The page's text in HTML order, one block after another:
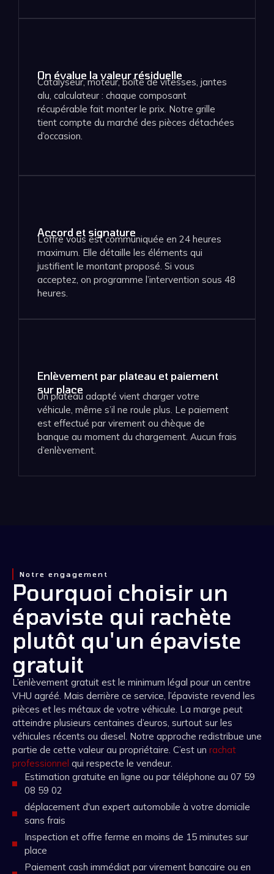
On évalue la valeur résiduelle
Catalyseur, moteur, boîte de vitesses, jantes
alu, calculateur : chaque composant
récupérable fait monter le prix. Notre grille
tient compte du marché des pièces détachées
d’occasion.
Accord et signature
L’offre vous est communiquée en 24 heures
maximum. Elle détaille les éléments qui
justifient le montant proposé. Si vous
acceptez, on programme l’intervention sous 48
heures.
Enlèvement par plateau et paiement
sur place
Un plateau adapté vient charger votre
véhicule, même s’il ne roule plus. Le paiement
est effectué par virement ou chèque de
banque au moment du chargement. Aucun frais
d’enlèvement.
Notre engagement
Pourquoi choisir un
épaviste qui rachète
plutôt qu'un épaviste
gratuit
L’enlèvement gratuit est le minimum légal pour un centre
VHU agréé. Mais derrière ce service, l’épaviste revend les
pièces et les métaux de votre véhicule. La marge peut
atteindre plusieurs centaines d’euros, surtout sur les
véhicules récents ou diesel. Notre approche redistribue une
partie de cette valeur au propriétaire. C’est un rachat
professionnel qui respecte le vendeur.
Estimation gratuite en ligne ou par téléphone au 07 59
08 59 02
déplacement d'un expert automobile à votre domicile
sans frais
Inspection et offre ferme en moins de 15 minutes sur
place
Paiement cash immédiat par virement bancaire ou en